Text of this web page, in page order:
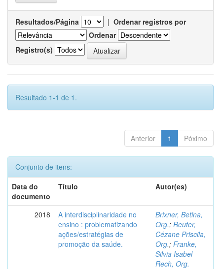
Resultados/Página | Ordenar registros por
Ordenar
Registro(s)
Resultado 1-1 de 1.
Anterior 1 Póximo
Conjunto de itens:
Data do
documento
Título Autor(es)
2018
A interdisciplinaridade no
ensino : problematizando
ações/estratégias de
promoção da saúde.
Brixner, Betina,
Org.; Reuter,
Cézane Priscila,
Org.; Franke,
Silvia Isabel
Rech, Org.